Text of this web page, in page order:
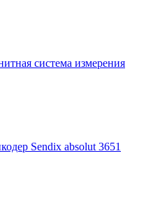
система измерения
Sendix absolut 3651